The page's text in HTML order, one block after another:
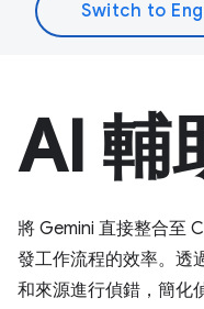
AI 輔
將 Gemini 直接整合至
發工作流程的效率。透
和來源進行偵錯，簡化